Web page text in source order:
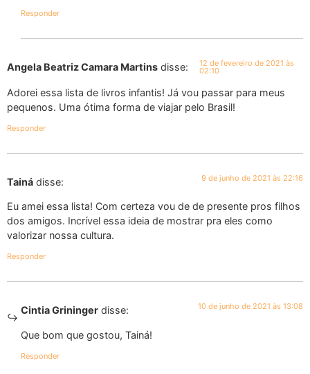
Responder
Angela Beatriz Camara Martins disse: 12 de fevereiro de 2021 às
02:10
Adorei essa lista de livros infantis! Já vou passar para meus
pequenos. Uma ótima forma de viajar pelo Brasil!
Responder
Tainá disse: 9 de junho de 2021 às 22:16
Eu amei essa lista! Com certeza vou de de presente pros filhos
dos amigos. Incrível essa ideia de mostrar pra eles como
valorizar nossa cultura.
Responder
Cintia Grininger disse: 10 de junho de 2021 às 13:08
Que bom que gostou, Tainá!
Responder